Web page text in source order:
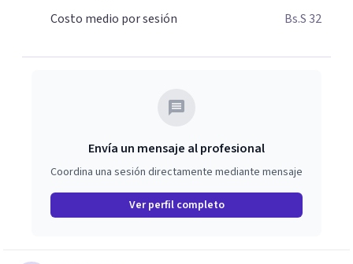
Costo medio por sesión
Bs.S 32
Envía un mensaje al profesional
Coordina una sesión directamente mediante mensaje
Ver perfil completo